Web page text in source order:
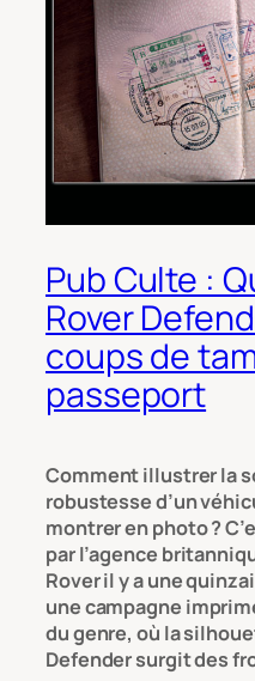
Pub Culte :
Rover
coups de
passeport
Comment illustrer la
robustesse d’un
montrer en photo ?
par l’agence
Rover il y a une
une campagne
du genre, où la
Defender surgit des